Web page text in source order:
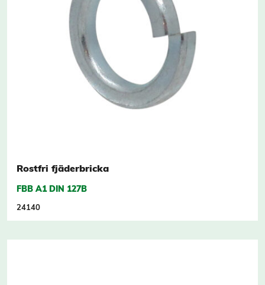
Rostfri fjäderbricka
FBB A1 DIN 127B
24140